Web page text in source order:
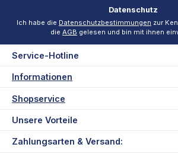
Datenschutz
Ich habe die Datenschutzbestimmungen zur
die AGB gelesen und bin mit ihnen
Service-Hotline
Informationen
Shopservice
Unsere Vorteile
Zahlungsarten & Versand: